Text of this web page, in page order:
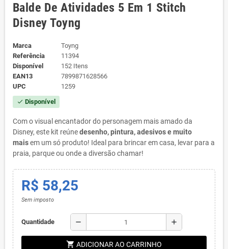
Balde De Atividades 5 Em 1 Stitch
Disney Toyng
Marca
Toyng
Referência
11394
Disponível
152 Itens
EAN13
7899871628566
UPC
1259
check Disponível
Com o visual encantador do personagem mais amado da
Disney, este kit reúnedesenho, pintura, adesivos e muito
maisem um só produto! Ideal para brincar em casa, levar para a
praia, parque ou onde a diversão chamar!
R$ 58,25
Sem imposto
Quantidade remove add
shopping_cart ADICIONAR AO CARRINHO